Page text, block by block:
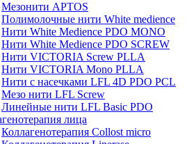
Мезонити APTOS
Полимолочные нити White medience
Нити White Medience PDO MONO
Нити White Medience PDO SCREW
Нити VICTORIA Screw PLLA
Нити VICTORIA Mono PLLA
Нити с насечками LFL 4D PDO PCL
Мезо нити LFL Screw
Линейные нити LFL Basic PDO
лица
Коллагенотерапия Collost micro